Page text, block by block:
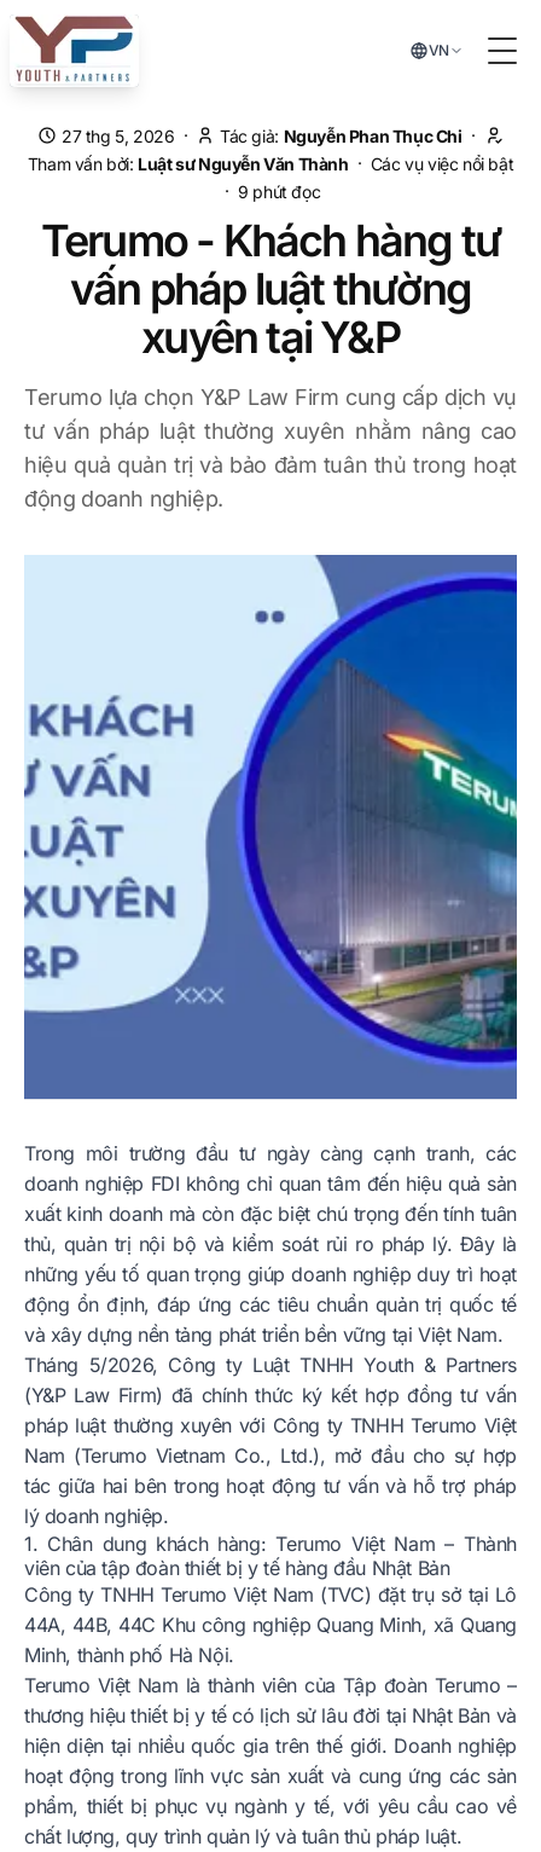
Chuyển đến nội dung chính
VN
27 thg 5, 2026 · Tác giả: Nguyễn Phan Thục Chi ·
Tham vấn bởi: Luật sư Nguyễn Văn Thành · Các vụ việc nổi bật
·9 phút đọc
Terumo - Khách hàng tư
vấn pháp luật thường
xuyên tại Y&P
Terumo lựa chọn Y&P Law Firm cung cấp dịch vụ
tư vấn pháp luật thường xuyên nhằm nâng cao
hiệu quả quản trị và bảo đảm tuân thủ trong hoạt
động doanh nghiệp.
Trong môi trường đầu tư ngày càng cạnh tranh, các
doanh nghiệp FDI không chỉ quan tâm đến hiệu quả sản
xuất kinh doanh mà còn đặc biệt chú trọng đến tính tuân
thủ, quản trị nội bộ và kiểm soát rủi ro pháp lý. Đây là
những yếu tố quan trọng giúp doanh nghiệp duy trì hoạt
động ổn định, đáp ứng các tiêu chuẩn quản trị quốc tế
và xây dựng nền tảng phát triển bền vững tại Việt Nam.
Tháng 5/2026, Công ty Luật TNHH Youth & Partners
(Y&P Law Firm) đã chính thức ký kết hợp đồng tư vấn
pháp luật thường xuyên với Công ty TNHH Terumo Việt
Nam (Terumo Vietnam Co., Ltd.), mở đầu cho sự hợp
tác giữa hai bên trong hoạt động tư vấn và hỗ trợ pháp
lý doanh nghiệp.
1. Chân dung khách hàng: Terumo Việt Nam – Thành
viên của tập đoàn thiết bị y tế hàng đầu Nhật Bản
Công ty TNHH Terumo Việt Nam (TVC) đặt trụ sở tại Lô
44A, 44B, 44C Khu công nghiệp Quang Minh, xã Quang
Minh, thành phố Hà Nội.
Terumo Việt Nam là thành viên của Tập đoàn Terumo –
thương hiệu thiết bị y tế có lịch sử lâu đời tại Nhật Bản và
hiện diện tại nhiều quốc gia trên thế giới. Doanh nghiệp
hoạt động trong lĩnh vực sản xuất và cung ứng các sản
phẩm, thiết bị phục vụ ngành y tế, với yêu cầu cao về
chất lượng, quy trình quản lý và tuân thủ pháp luật.